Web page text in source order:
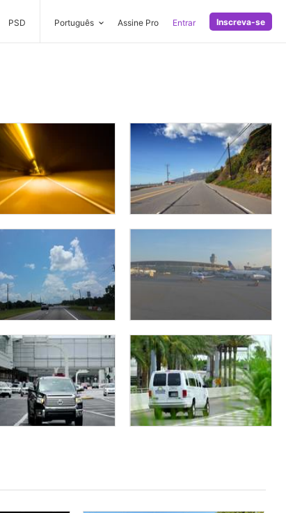
PSD Português Assine Pro Entrar Inscreva-se